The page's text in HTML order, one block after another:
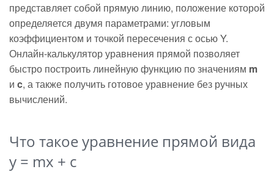
представляет собой прямую линию, положение которой
определяется двумя параметрами: угловым
коэффициентом и точкой пересечения с осью Y.
Онлайн-калькулятор уравнения прямой позволяет
быстро построить линейную функцию по значениям m
и c, а также получить готовое уравнение без ручных
вычислений.
Что такое уравнение прямой вида
y = mx + c